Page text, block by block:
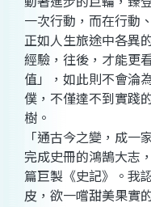
一次行動，而在行動
正如人生旅途中各異
經驗，往後，才能更
值」，如此則不會淪
僕，不僅達不到實踐
樹。
「通古今之變，成一
完成史冊的鴻鵠大志
篇巨製《史記》。我
皮，欲一嚐甜美果實